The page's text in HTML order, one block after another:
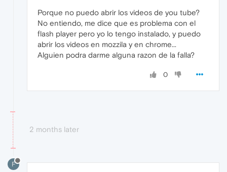
Porque no puedo abrir los videos de you tube?
No entiendo, me dice que es problema con el
flash player pero yo lo tengo instalado, y puedo
abrir los videos en mozzila y en chrome...
Alguien podra darme alguna razon de la falla?
0
2 months later
F